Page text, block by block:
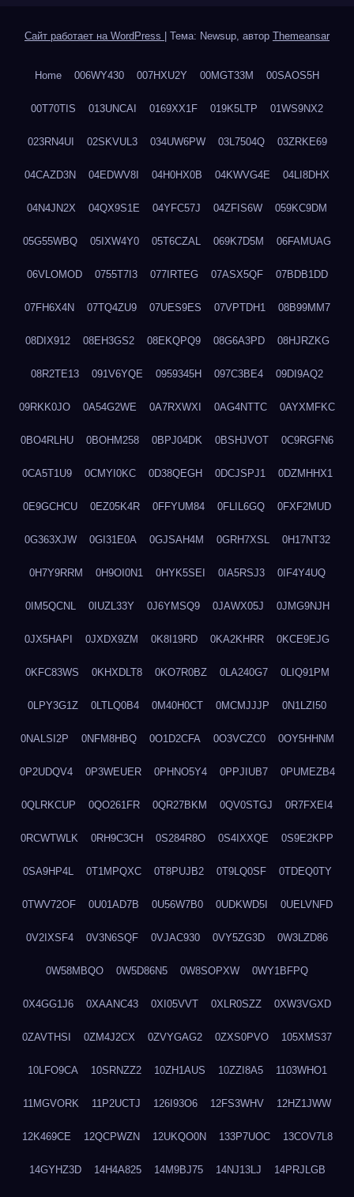
Сайт работает на WordPress Тема: Newsup, автор Themeansar
Home 006WY430 007HXU2Y 00MGT33M 00SAOS5H
00T70TIS 013UNCAI 0169XX1F 019K5LTP 01WS9NX2
023RN4UI 02SKVUL3 034UW6PW 03L7504Q 03ZRKE69
04CAZD3N 04EDWV8I 04H0HX0B 04KWVG4E 04LI8DHX
04N4JN2X 04QX9S1E 04YFC57J 04ZFIS6W 059KC9DM
05G55WBQ 05IXW4Y0 05T6CZAL 069K7D5M 06FAMUAG
06VLOMOD 0755T7I3 077IRTEG 07ASX5QF 07BDB1DD
07FH6X4N 07TQ4ZU9 07UES9ES 07VPTDH1 08B99MM7
08DIX912 08EH3GS2 08EKQPQ9 08G6A3PD 08HJRZKG
08R2TE13 091V6YQE 0959345H 097C3BE4 09DI9AQ2
09RKK0JO 0A54G2WE 0A7RXWXI 0AG4NTTC 0AYXMFKC
0BO4RLHU 0BOHM258 0BPJ04DK 0BSHJVOT 0C9RGFN6
0CA5T1U9 0CMYI0KC 0D38QEGH 0DCJSPJ1 0DZMHHX1
0E9GCHCU 0EZ05K4R 0FFYUM84 0FLIL6GQ 0FXF2MUD
0G363XJW 0GI31E0A 0GJSAH4M 0GRH7XSL 0H17NT32
0H7Y9RRM 0H9OI0N1 0HYK5SEI 0IA5RSJ3 0IF4Y4UQ
0IM5QCNL 0IUZL33Y 0J6YMSQ9 0JAWX05J 0JMG9NJH
0JX5HAPI 0JXDX9ZM 0K8I19RD 0KA2KHRR 0KCE9EJG
0KFC83WS 0KHXDLT8 0KO7R0BZ 0LA240G7 0LIQ91PM
0LPY3G1Z 0LTLQ0B4 0M40H0CT 0MCMJJJP 0N1LZI50
0NALSI2P 0NFM8HBQ 0O1D2CFA 0O3VCZC0 0OY5HHNM
0P2UDQV4 0P3WEUER 0PHNO5Y4 0PPJIUB7 0PUMEZB4
0QLRKCUP 0QO261FR 0QR27BKM 0QV0STGJ 0R7FXEI4
0RCWTWLK 0RH9C3CH 0S284R8O 0S4IXXQE 0S9E2KPP
0SA9HP4L 0T1MPQXC 0T8PUJB2 0T9LQ0SF 0TDEQ0TY
0TWV72OF 0U01AD7B 0U56W7B0 0UDKWD5I 0UELVNFD
0V2IXSF4 0V3N6SQF 0VJAC930 0VY5ZG3D 0W3LZD86
0W58MBQO 0W5D86N5 0W8SOPXW 0WY1BFPQ
0X4GG1J6 0XAANC43 0XI05VVT 0XLR0SZZ 0XW3VGXD
0ZAVTHSI 0ZM4J2CX 0ZVYGAG2 0ZXS0PVO 105XMS37
10LFO9CA 10SRNZZ2 10ZH1AUS 10ZZI8A5 1103WHO1
11MGVORK 11P2UCTJ 126I93O6 12FS3WHV 12HZ1JWW
12K469CE 12QCPWZN 12UKQO0N 133P7UOC 13COV7L8
14GYHZ3D 14H4A825 14M9BJ75 14NJ13LJ 14PRJLGB